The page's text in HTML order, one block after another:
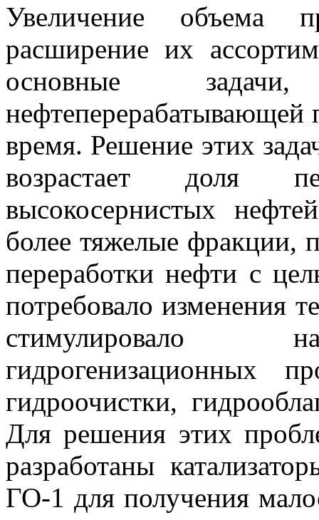
Увеличение объема
расширение их
основные
время. Решение этих
возрастает доля
высокосернистых
более тяжелые фракции,
переработки нефти с
потребовало изменения
стимулировало
гидрогенизационных
гидроочистки,
Для решения этих
разработаны
ГО-1 для получения